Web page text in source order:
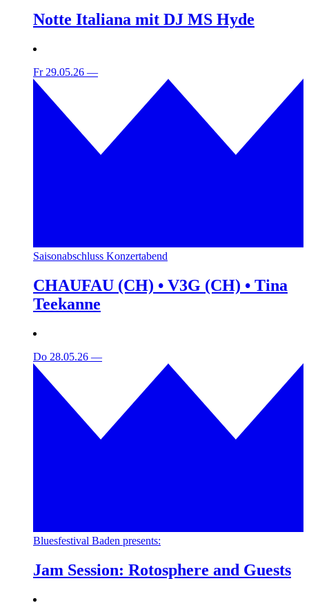
Notte Italiana mit DJ MS Hyde
Fr 29.05.26 —
Saisonabschluss Konzertabend
CHAUFAU (CH) • V3G (CH) • Tina
Teekanne
Do 28.05.26 —
Bluesfestival Baden presents:
Jam Session: Rotosphere and Guests